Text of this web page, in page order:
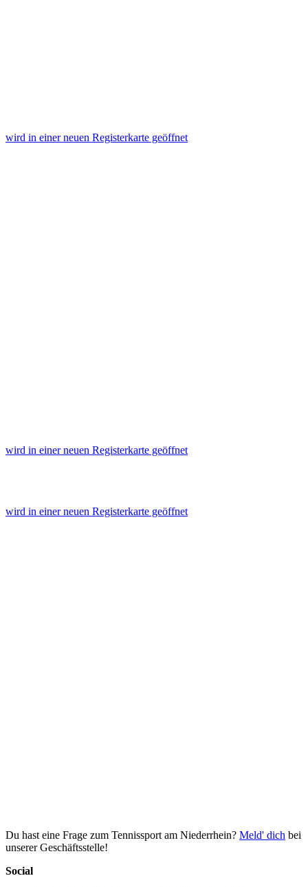
wird in einer neuen Registerkarte geöffnet
wird in einer neuen Registerkarte geöffnet
wird in einer neuen Registerkarte geöffnet
Du hast eine Frage zum Tennissport am Niederrhein? Meld' dich bei
unserer Geschäftsstelle!
Social